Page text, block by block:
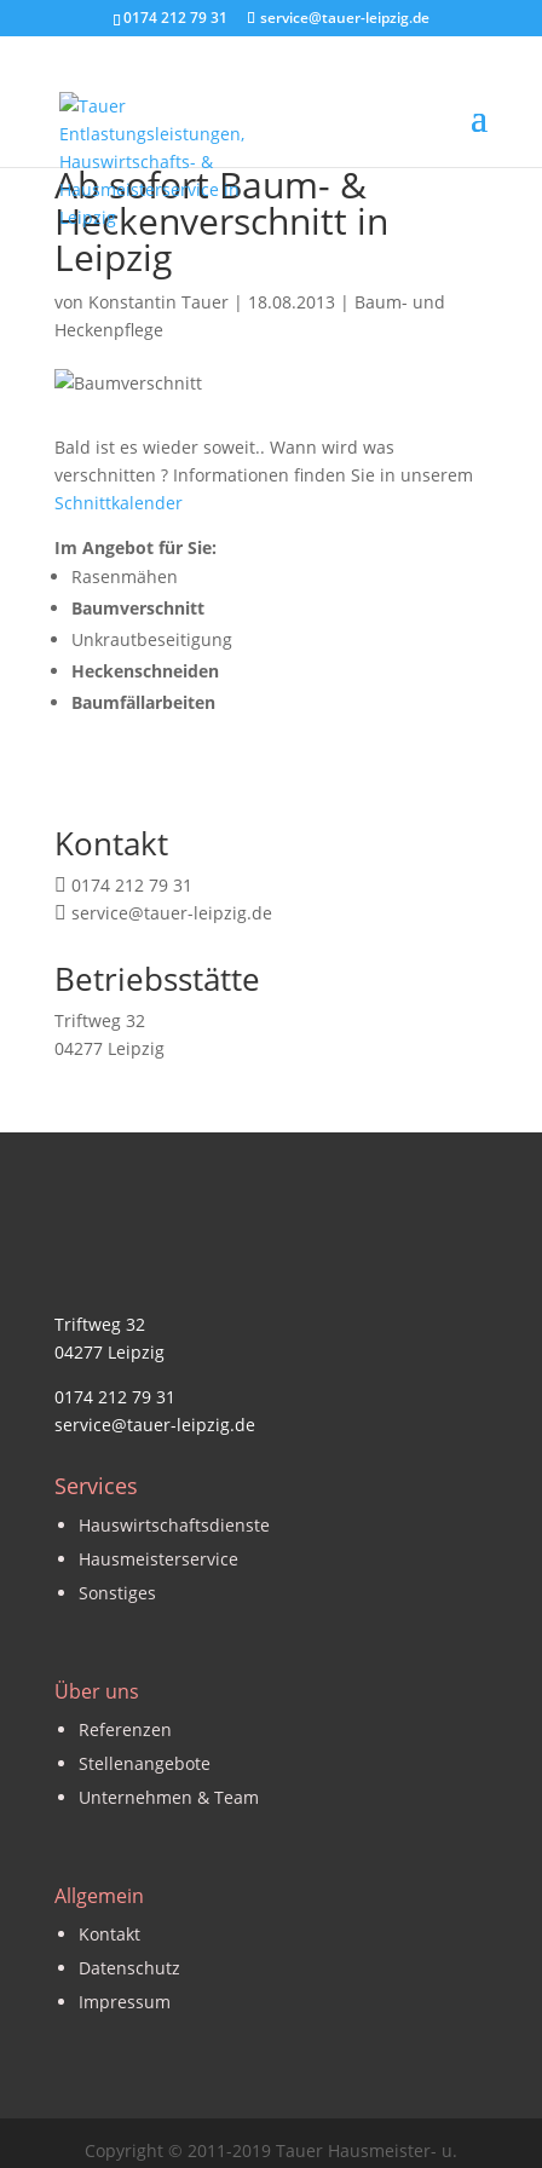
0174 212 79 31 service@tauer-leipzig.de
Ab sofort Baum- &
Heckenverschnitt in
Leipzig
von Konstantin Tauer| 18.08.2013 | Baum- und
Heckenpflege
Bald ist es wieder soweit.. Wann wird was
verschnitten ? Informationen finden Sie in unserem
Schnittkalender
Im Angebot für Sie:
Rasenmähen
Baumverschnitt
Unkrautbeseitigung
Heckenschneiden
Baumfällarbeiten
Kontakt
 0174 212 79 31
 service@tauer-leipzig.de
Betriebsstätte
Triftweg 32
04277 Leipzig
Triftweg 32
04277 Leipzig
0174 212 79 31
service@tauer-leipzig.de
Services
Hauswirtschaftsdienste
Hausmeisterservice
Sonstiges
Über uns
Referenzen
Stellenangebote
Unternehmen & Team
Allgemein
Kontakt
Datenschutz
Impressum
Copyright © 2011-2019 Tauer Hausmeister- u.